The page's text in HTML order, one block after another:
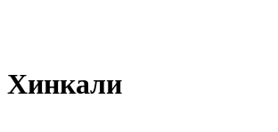
Хинкали